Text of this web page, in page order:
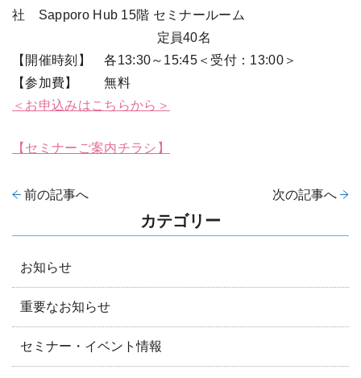
社 Sapporo Hub 15階 セミナールーム
定員40名
【開催時刻】 各13:30～15:45＜受付：13:00＞
【参加費】 無料
＜お申込みはこちらから＞
【セミナーご案内チラシ】
前の記事へ 次の記事へ
カテゴリー
お知らせ
重要なお知らせ
セミナー・イベント情報